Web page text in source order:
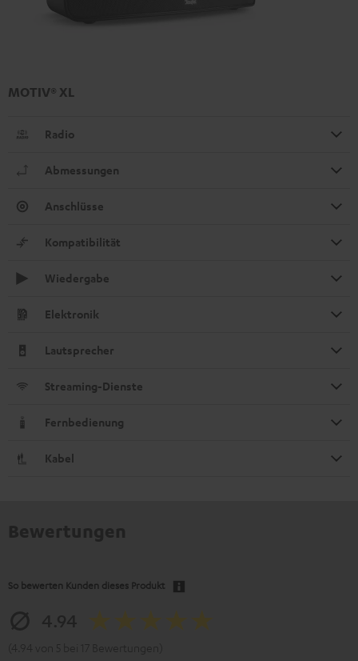
MOTIV® XL
Radio
Abmessungen
Anschlüsse
Kompatibilität
Wiedergabe
Elektronik
Lautsprecher
Streaming-Dienste
Fernbedienung
Kabel
So bewerten Kunden dieses Produkt